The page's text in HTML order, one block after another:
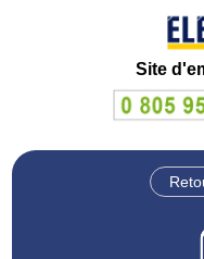
Site